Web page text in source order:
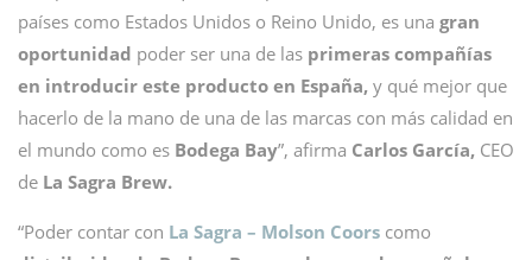
países como Estados Unidos o Reino Unido, es una gran
oportunidad poder ser una de las primeras compañías
en introducir este producto en España, y qué mejor que
hacerlo de la mano de una de las marcas con más calidad en
el mundo como es Bodega Bay”, afirma Carlos García, CEO
de La Sagra Brew.
“Poder contar con La Sagra – Molson Coors como